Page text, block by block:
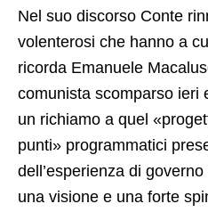
Nel suo discorso Conte
volenterosi che hanno a
ricorda Emanuele
comunista scomparso ieri
un richiamo a quel
punti» programmatici
dell’esperienza di
una visione e una forte